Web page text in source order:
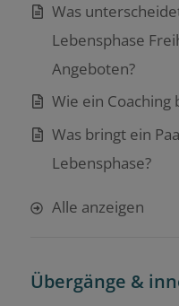
Was
Lebensphase
Angeboten?
Wie ein
Was bringt ein
Lebensphase?
Alle anzeigen
Übergänge &